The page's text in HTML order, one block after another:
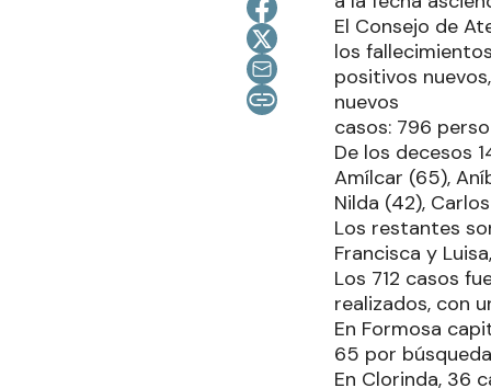
El Consejo de
los
positivos
nuevos
casos: 796
De los decesos
Amílcar (65),
Nilda (42),
Los restantes
Francisca y
Los 712 casos
realizados, con
En Formosa
65 por
En Clorinda, 36